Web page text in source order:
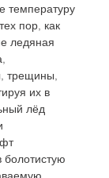
температуру
пор, как
ледяная
трещины,
их в
лёд